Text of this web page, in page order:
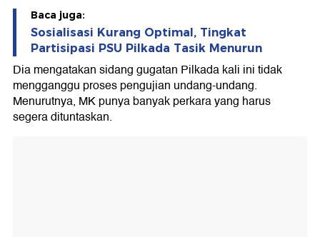
Baca juga:
Sosialisasi Kurang Optimal, Tingkat
Partisipasi PSU Pilkada Tasik Menurun
Dia mengatakan sidang gugatan Pilkada kali ini tidak
mengganggu proses pengujian undang-undang.
Menurutnya, MK punya banyak perkara yang harus
segera dituntaskan.